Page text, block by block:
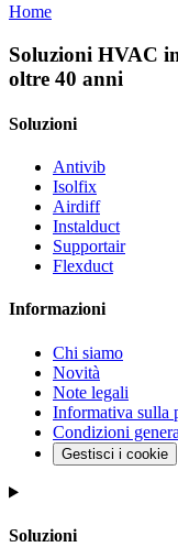
Home
Soluzioni HVAC
oltre 40 anni
Soluzioni
Antivib
Isolfix
Airdiff
Instalduct
Supportair
Flexduct
Informazioni
Chi siamo
Novità
Note legali
Informativa sulla
Condizioni
Gestisci i cookie
Soluzioni